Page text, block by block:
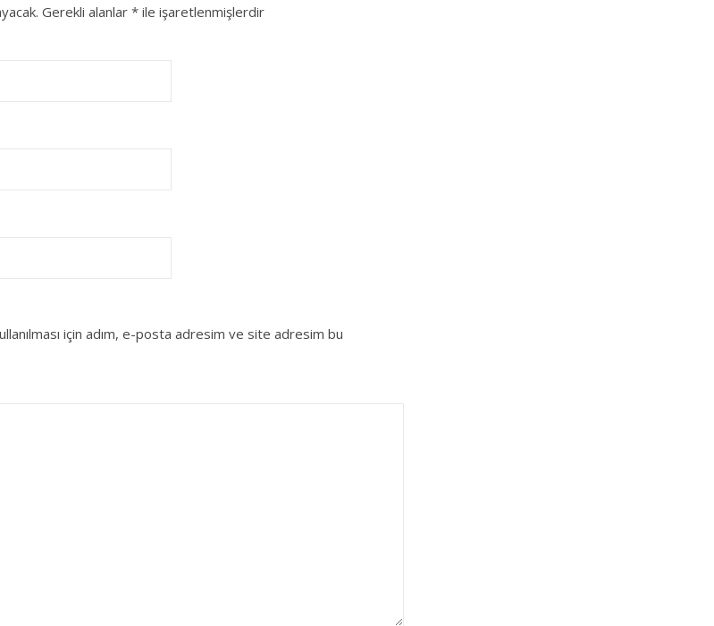
Gerekli alanlar * ile işaretlenmişlerdir
için adım, e-posta adresim ve site adresim bu